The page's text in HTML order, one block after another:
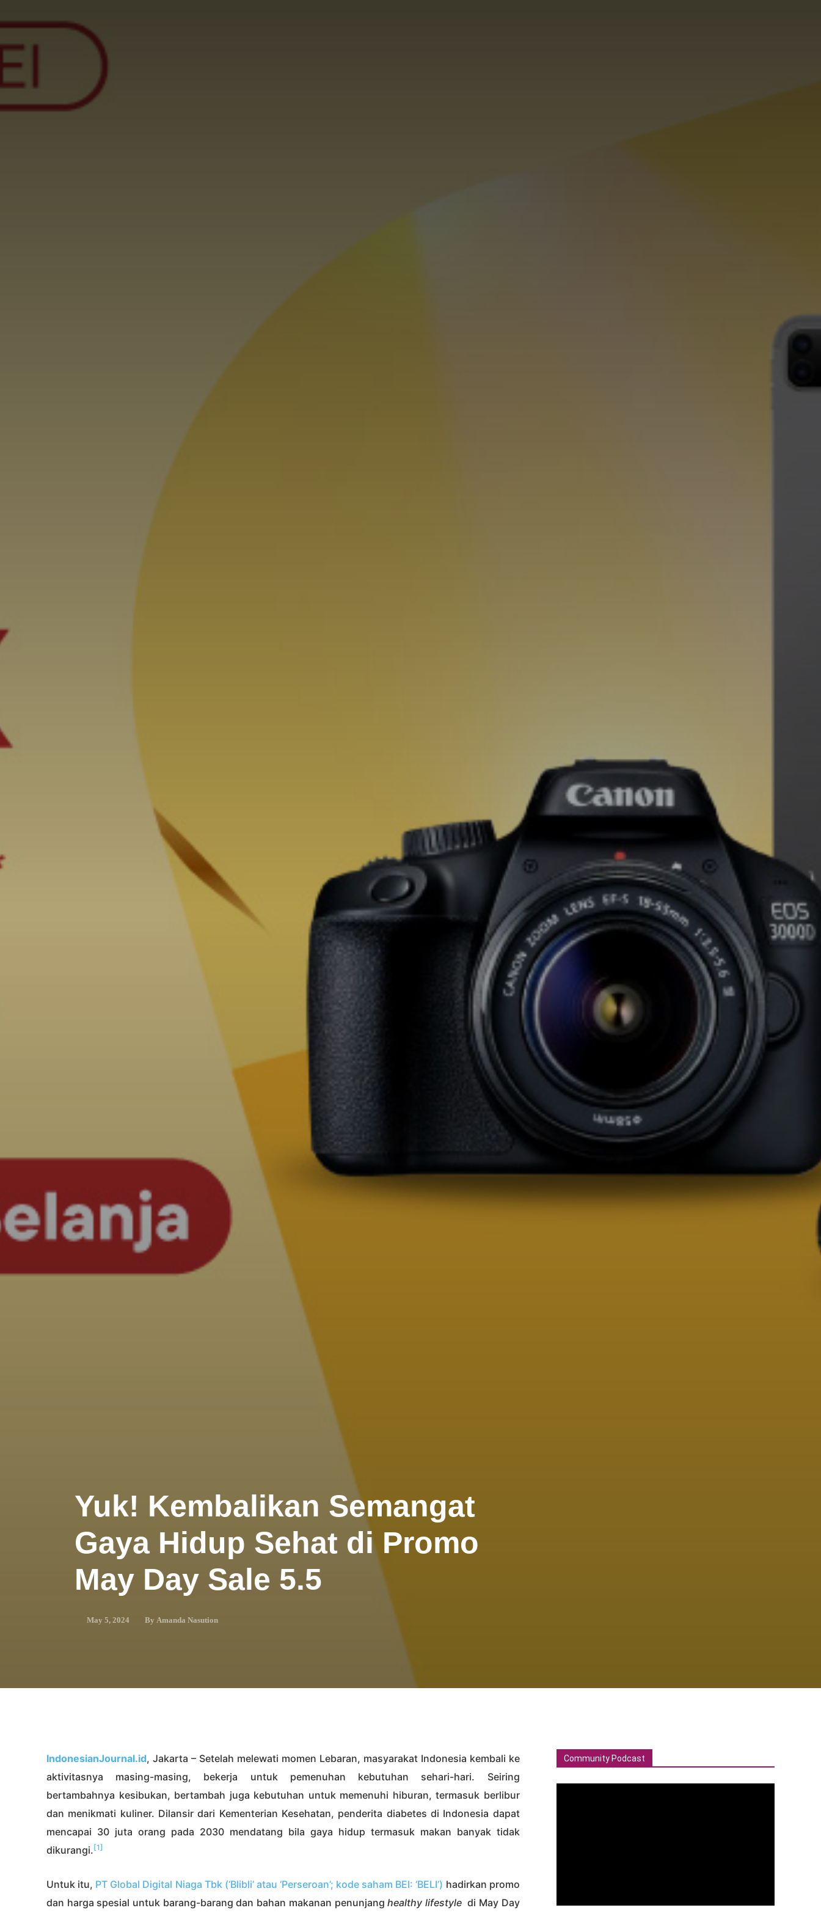
Yuk! Kembalikan Semangat
Gaya Hidup Sehat di Promo
May Day Sale 5.5
May 5, 2024 By Amanda Nasution
IndonesianJournal.id, Jakarta – Setelah melewati momen Lebaran, masyarakat Indonesia kembali ke
aktivitasnya masing-masing, bekerja untuk pemenuhan kebutuhan sehari-hari. Seiring
bertambahnya kesibukan, bertambah juga kebutuhan untuk memenuhi hiburan, termasuk berlibur
dan menikmati kuliner. Dilansir dari Kementerian Kesehatan, penderita diabetes di Indonesia dapat
mencapai 30 juta orang pada 2030 mendatang bila gaya hidup termasuk makan banyak tidak
dikurangi.[1]
Untuk itu, PT Global Digital Niaga Tbk (‘Blibli’ atau ‘Perseroan’; kode saham BEI: ‘BELI’) hadirkan promo
dan harga spesial untuk barang-barang dan bahan makanan penunjanghealthy lifestyle di May Day
Community Podcast